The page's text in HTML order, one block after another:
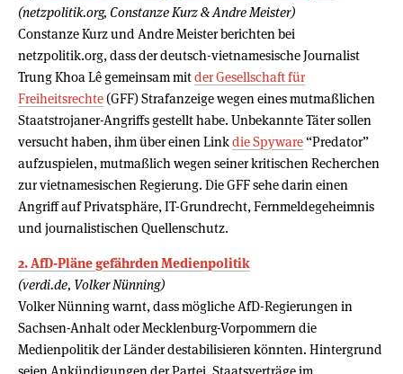
(netzpolitik.org, Constanze Kurz & Andre Meister)
Constanze Kurz und Andre Meister berichten bei
netzpolitik.org, dass der deutsch-vietnamesische Journalist
Trung Khoa Lê gemeinsam mitder Gesellschaft für
Freiheitsrechte (GFF) Strafanzeige wegen eines mutmaßlichen
Staatstrojaner-Angriffs gestellt habe. Unbekannte Täter sollen
versucht haben, ihm über einen Linkdie Spyware “Predator”
aufzuspielen, mutmaßlich wegen seiner kritischen Recherchen
zur vietnamesischen Regierung. Die GFF sehe darin einen
Angriff auf Privatsphäre, IT-Grundrecht, Fernmeldegeheimnis
und journalistischen Quellenschutz.
2. AfD-Pläne gefährden Medienpolitik
(verdi.de, Volker Nünning)
Volker Nünning warnt, dass mögliche AfD-Regierungen in
Sachsen-Anhalt oder Mecklenburg-Vorpommern die
Medienpolitik der Länder destabilisieren könnten. Hintergrund
seien Ankündigungen der Partei, Staatsverträge im